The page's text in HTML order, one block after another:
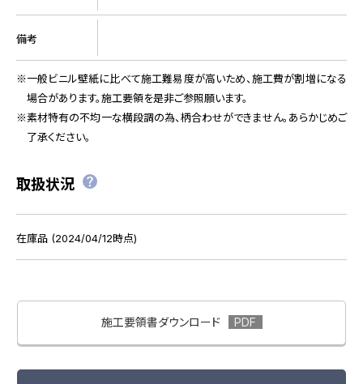
備考
一般ビニル壁紙に比べて施工難易度が高いため、施工費が割増になる
場合があります。施工要領を是非ご参照願います。
素材特有の不均一な横段調の為、柄合わせができません。あらかじめご
了承ください。
取扱状況
在庫品 (2024/04/12時点)
施工要領書ダウンロード